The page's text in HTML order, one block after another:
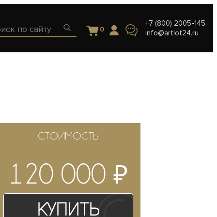
0
+7 (800) 2005-145
info@artlot24.ru
СТОИМОСТЬ
120 000 ₽
Купить